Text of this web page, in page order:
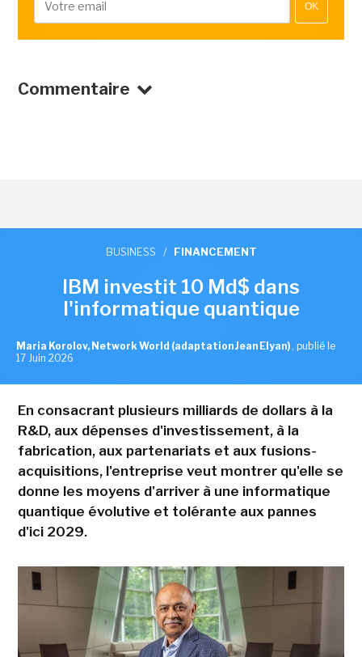
OK
Commentaire
BUSINESS / FINANCEMENT
IBM investit 10 Md$ dans
l'informatique quantique
Maria Korolov, Network World (adaptation Jean Elyan) , publié le
17 Juin 2026
En consacrant plusieurs milliards de dollars à la
R&D, aux dépenses d'investissement, à la
fabrication, aux partenariats et aux fusions-
acquisitions, l'entreprise veut montrer qu'elle se
donne les moyens d'arriver à une informatique
quantique évolutive et tolérante aux pannes
d'ici 2029.